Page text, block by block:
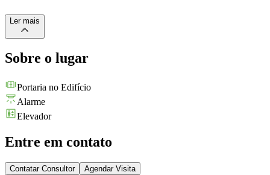
Ler mais
Sobre o lugar
Portaria no Edifício
Alarme
Elevador
Entre em contato
Contatar Consultor Agendar Visita